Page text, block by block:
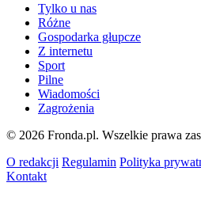
Tylko u nas
Różne
Gospodarka głupcze
Z internetu
Sport
Pilne
Wiadomości
Zagrożenia
© 2026 Fronda.pl. Wszelkie prawa
O redakcji Regulamin Polityka
Kontakt